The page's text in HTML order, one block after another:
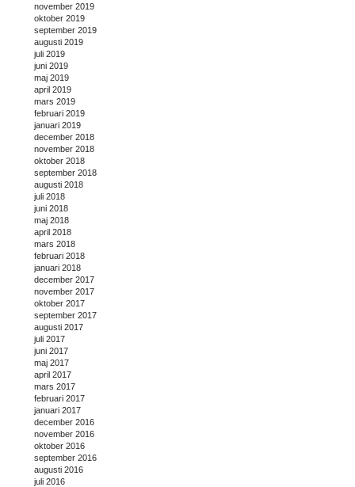
november 2019
oktober 2019
september 2019
augusti 2019
juli 2019
juni 2019
maj 2019
april 2019
mars 2019
februari 2019
januari 2019
december 2018
november 2018
oktober 2018
september 2018
augusti 2018
juli 2018
juni 2018
maj 2018
april 2018
mars 2018
februari 2018
januari 2018
december 2017
november 2017
oktober 2017
september 2017
augusti 2017
juli 2017
juni 2017
maj 2017
april 2017
mars 2017
februari 2017
januari 2017
december 2016
november 2016
oktober 2016
september 2016
augusti 2016
juli 2016